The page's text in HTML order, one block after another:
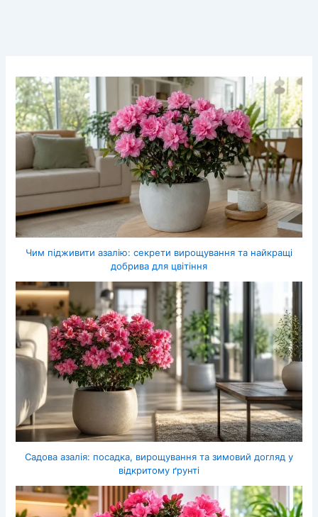
Чим підживити азалію: секрети вирощування та найкращі
добрива для цвітіння
Садова азалія: посадка, вирощування та зимовий догляд у
відкритому ґрунті